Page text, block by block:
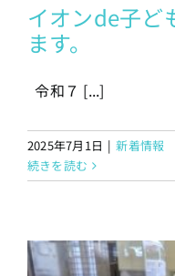
イオンde子ど
ます。
令和７ [...]
2025年7月1日 | 新着情報
続きを読む